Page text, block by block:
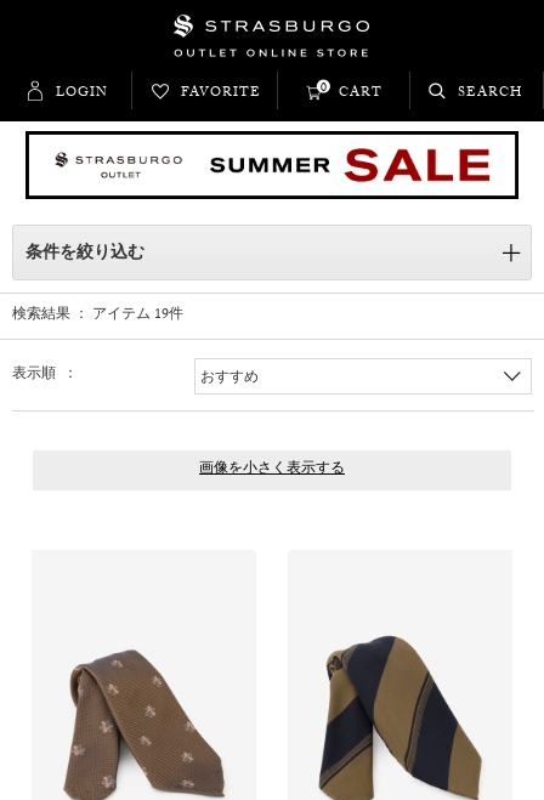
LOGIN FAVORITE CART
0 SEARCH
条件を絞り込む
検索結果 ： アイテム 19件
表示順 ：